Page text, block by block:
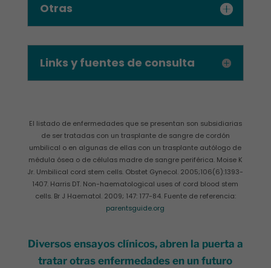
Otras
Links y fuentes de consulta
El listado de enfermedades que se presentan son subsidiarias
de ser tratadas con un trasplante de sangre de cordón
umbilical o en algunas de ellas con un trasplante autólogo de
médula ósea o de células madre de sangre periférica. Moise K
Jr. Umbilical cord stem cells. Obstet Gynecol. 2005;106(6):1393-
1407. Harris DT. Non-haematological uses of cord blood stem
cells. Br J Haematol. 2009; 147: 177-84. Fuente de referencia:
parentsguide.org
Diversos ensayos clínicos, abren la puerta a
tratar otras enfermedades en un futuro